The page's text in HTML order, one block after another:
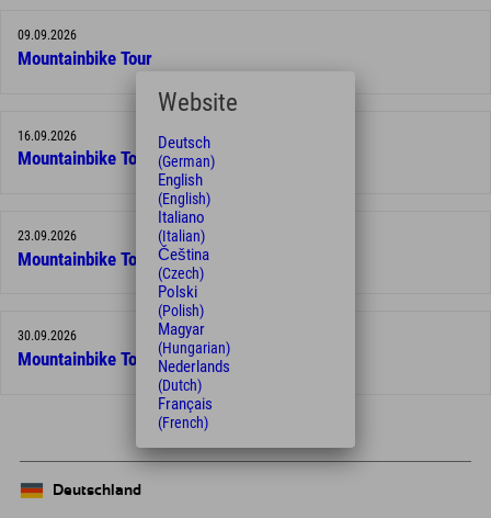
09.09.2026
Mountainbike Tour
16.09.2026
Mountainbike Tour
23.09.2026
Mountainbike Tour
30.09.2026
Mountainbike Tour
Deutschland
Website
Deutsch
(German)
English
(English)
Italiano
(Italian)
Čeština
(Czech)
Polski
(Polish)
Magyar
(Hungarian)
Nederlands
(Dutch)
Français
(French)